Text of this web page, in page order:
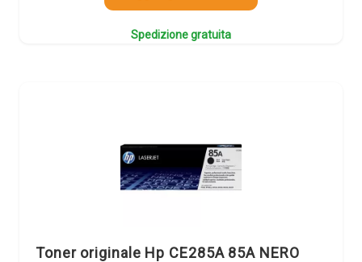
Spedizione gratuita
Toner originale Hp CE285A 85A NERO